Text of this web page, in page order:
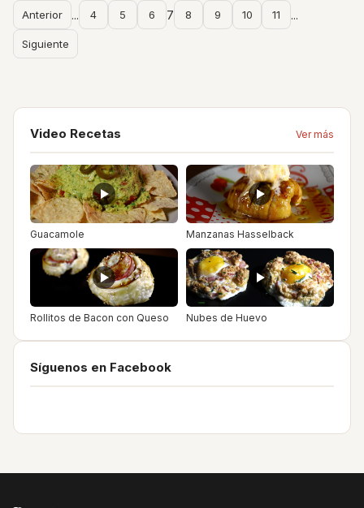
Anterior ... 4 5 6 7 8 9 10 11 ...
Siguiente
Video Recetas Ver más
Guacamole Manzanas Hasselback
Rollitos de Bacon con Queso Nubes de Huevo
Síguenos en Facebook